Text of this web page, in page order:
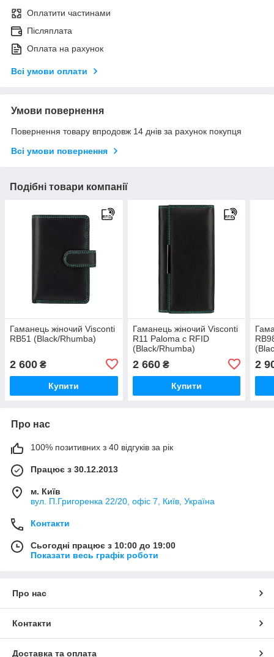
Оплатити частинами
Післяплата
Оплата на рахунок
Всі умови оплати
Умови повернення
Повернення товару впродовж 14 днів за рахунок покупця
Всі умови повернення
Подібні товари компанії
Гаманець жіночий Visconti
RB51 (Black/Rhumba)
2 600 ₴
Купити
Гаманець жіночий Visconti
R11 Paloma c RFID
(Black/Rhumba)
2 660₴
Купити
2
Про нас
100% позитивних з 40 відгуків за рік
Працює з 30.12.2013
м. Київ
вул. П.Григоренка 22/20, офіс 7, Київ, Україна
Контакти
Сьогодні працює з 10:00 до 19:00
Показати весь графік роботи
Про нас
Контакти
Доставка та оплата